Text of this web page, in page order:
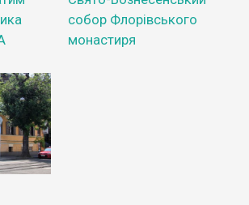
собор Флорівського
монастиря